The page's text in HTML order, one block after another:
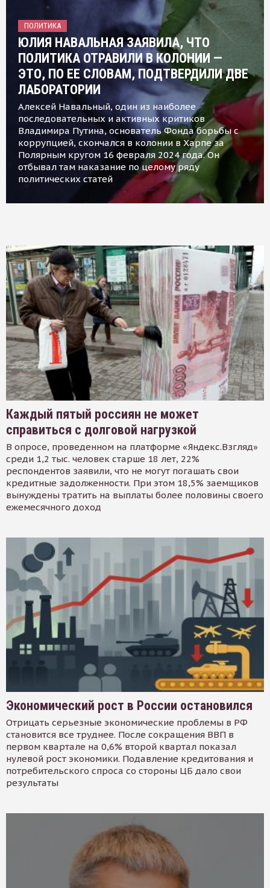
ПОЛИТИКА
ЮЛИЯ НАВАЛЬНАЯ ЗАЯВИЛА, ЧТО
ПОЛИТИКА ОТРАВИЛИ В КОЛОНИИ —
ЭТО, ПО ЕЕ СЛОВАМ, ПОДТВЕРДИЛИ ДВЕ
ЛАБОРАТОРИИ
Алексей Навальный, один из наиболее
последовательных и активных критиков
Владимира Путина, основатель Фонда борьбы с
коррупцией, скончался в колонии в Харпе за
Полярным кругом 16 февраля 2024 года. Он
отбывал там наказание по целому ряду
политических статей
Каждый пятый россиян не может
справиться с долговой нагрузкой
В опросе, проведенном на платформе «Яндекс.Взгляд»
среди 1,2 тыс. человек старше 18 лет, 22%
респондентов заявили, что не могут погашать свои
кредитные задолженности. При этом 18,5% заемщиков
вынуждены тратить на выплаты более половины своего
ежемесячного доход
Экономический рост в России остановился
Отрицать серьезные экономические проблемы в РФ
становится все труднее. После сокращения ВВП в
первом квартале на 0,6% второй квартал показал
нулевой рост экономики. Подавление кредитования и
потребительского спроса со стороны ЦБ дало свои
результаты